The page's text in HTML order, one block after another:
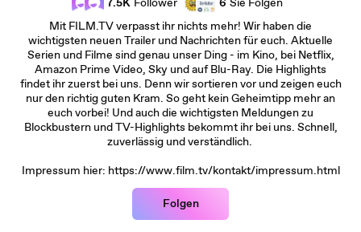
7.5K Follower 6 Sie Folgen
Mit FILM.TV verpasst ihr nichts mehr! Wir haben die
wichtigsten neuen Trailer und Nachrichten für euch. Aktuelle
Serien und Filme sind genau unser Ding - im Kino, bei Netflix,
Amazon Prime Video, Sky und auf Blu-Ray. Die Highlights
findet ihr zuerst bei uns. Denn wir sortieren vor und zeigen euch
nur den richtig guten Kram. So geht kein Geheimtipp mehr an
euch vorbei! Und auch die wichtigsten Meldungen zu
Blockbustern und TV-Highlights bekommt ihr bei uns. Schnell,
zuverlässig und verständlich.
Impressum hier: https://www.film.tv/kontakt/impressum.html
Folgen